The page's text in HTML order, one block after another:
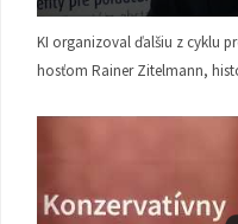
KI organizoval ďalšiu z cyklu
hosťom Rainer Zitelmann,